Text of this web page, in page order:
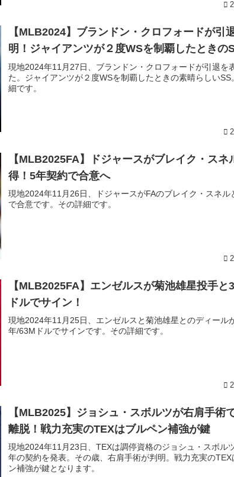
【MLB2024】ブランドン・クロフォードが引
明！ジャイアンツが２度WSを制覇したときの
現地2024年11月27日、ブランドン・クロフォードが引退を
た。ジャイアンツが２度WSを制覇したときの素晴らしいSS
細です。
【MLB2025FA】ドジャースがブレイク・スネ
得！5年契約で合意へ
現地2024年11月26日、ドジャースがFAのブレイク・スネル
で合意です。その詳細です。
【MLB2025FA】エンゼルスが菊池雄星投手と
ドルでサイン！
現地2024年11月25日、エンゼルスと菊池雄星とのディール
年/63Mドルでサインです。その詳細です。
【MLB2025】ジョシュ・スボルツが右肩手術
離脱！戦力充実のTEXはブルペン補強が鍵
現地2024年11月23日、TEXは調停資格のジョシュ・スボル
年の契約を発表。その歳、右肩手術が判明。戦力充実のTEX
ン補強が鍵となります。